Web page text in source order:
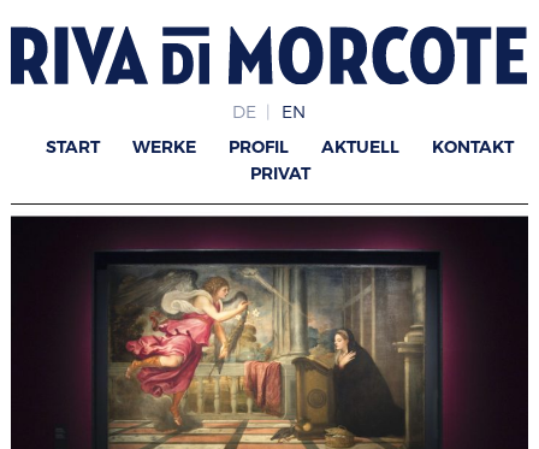
DE EN
START WERKE PROFIL AKTUELL
KONTAKT
PRIVAT